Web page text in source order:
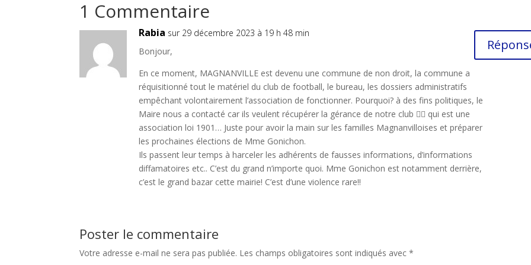
1 Commentaire
Rabia sur 29 décembre 2023 à 19 h 48 min
Bonjour,
En ce moment, MAGNANVILLE est devenu une commune de non droit, la commune a
réquisitionné tout le matériel du club de football, le bureau, les dossiers administratifs
empêchant volontairement l’association de fonctionner. Pourquoi? à des fins politiques, le
Maire nous a contacté car ils veulent récupérer la gérance de notre club 😵‍💫 qui est une
association loi 1901… Juste pour avoir la main sur les familles Magnanvilloises et préparer
les prochaines élections de Mme Gonichon.
Ils passent leur temps à harceler les adhérents de fausses informations, d’informations
diffamatoires etc.. C’est du grand n’importe quoi. Mme Gonichon est notamment derrière,
c’est le grand bazar cette mairie! C’est d’une violence rare!!
Poster le commentaire
Votre adresse e-mail ne sera pas publiée. Les champs obligatoires sont indiqués avec*